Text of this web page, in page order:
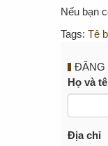
Nếu bạn
Tags:Tê
ĐĂNG
Họ và
Địa chỉ